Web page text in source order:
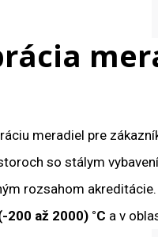
meradiel pre
so stálym
rozsahom
200 až 2000) °C a v